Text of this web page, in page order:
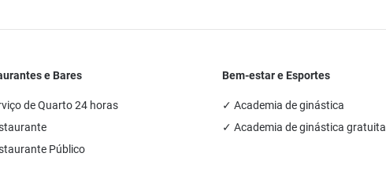
e Bares
de Quarto 24 horas
Público
Bem-estar e Esportes
✓ Academia de ginástica
✓ Academia de ginástica gratuita